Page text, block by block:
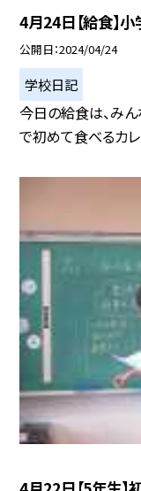
4月24日【給食】
公開日 2024/04/24
学校日記
今日の給食は、みん
で初めて食べるカ